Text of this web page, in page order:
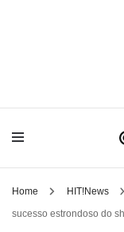
Home HIT!News
sucesso estrondoso do